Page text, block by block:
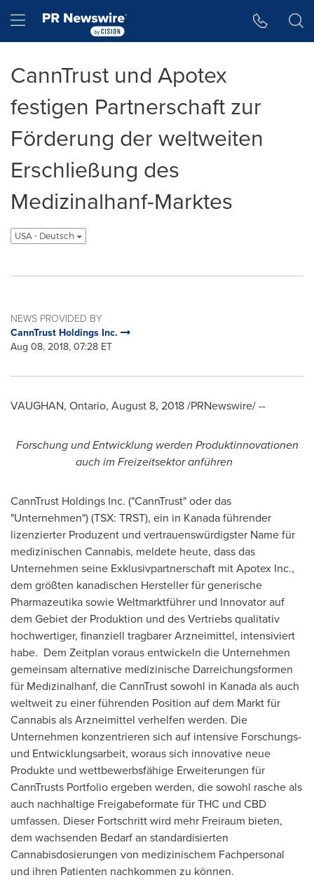
Hamburger menu
CannTrust und Apotex
festigen Partnerschaft zur
Förderung der weltweiten
Erschließung des
Medizinalhanf-Marktes
USA - Deutsch
NEWS PROVIDED BY
CannTrust Holdings Inc.
Aug 08, 2018, 07:28 ET
VAUGHAN, Ontario, August 8, 2018/PRNewswire/ --
Forschung und Entwicklung werden Produktinnovationen
auch im Freizeitsektor anführen
CannTrust Holdings Inc. ("CannTrust" oder das
"Unternehmen") (TSX: TRST), ein in Kanada führender
lizenzierter Produzent und vertrauenswürdigster Name für
medizinischen Cannabis, meldete heute, dass das
Unternehmen seine Exklusivpartnerschaft mit Apotex Inc.,
dem größten kanadischen Hersteller für generische
Pharmazeutika sowie Weltmarktführer und Innovator auf
dem Gebiet der Produktion und des Vertriebs qualitativ
hochwertiger, finanziell tragbarer Arzneimittel, intensiviert
habe. Dem Zeitplan voraus entwickeln die Unternehmen
gemeinsam alternative medizinische Darreichungsformen
für Medizinalhanf, die CannTrust sowohl in Kanada als auch
weltweit zu einer führenden Position auf dem Markt für
Cannabis als Arzneimittel verhelfen werden. Die
Unternehmen konzentrieren sich auf intensive Forschungs-
und Entwicklungsarbeit, woraus sich innovative neue
Produkte und wettbewerbsfähige Erweiterungen für
CannTrusts Portfolio ergeben werden, die sowohl rasche als
auch nachhaltige Freigabeformate für THC und CBD
umfassen. Dieser Fortschritt wird mehr Freiraum bieten,
dem wachsenden Bedarf an standardisierten
Cannabisdosierungen von medizinischem Fachpersonal
und ihren Patienten nachkommen zu können.